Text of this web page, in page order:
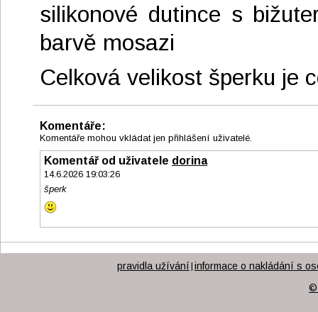
silikonové dutince s
barvě mosazi
Celková velikost šperku je
Komentáře:
Komentáře mohou vkládat jen přihlášení uživatelé.
Komentář od uživatele dorina
14.6.2026 19:03:26
šperk
pravidla užívání informace o nakládání s
©